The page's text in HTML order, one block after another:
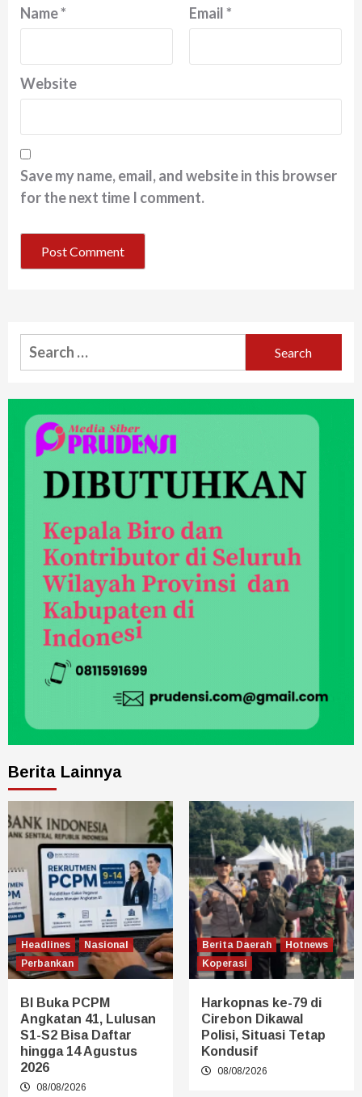
Name* Email*
Website
Save my name, email, and website in this browser
for the next time I comment.
Berita Lainnya
Headlines
Nasional
Perbankan
BI Buka PCPM
Angkatan 41, Lulusan
S1-S2 Bisa Daftar
hingga 14 Agustus
2026
08/08/2026
Berita Daerah
Hotnews
Koperasi
Harkopnas ke-79 di
Cirebon Dikawal
Polisi, Situasi Tetap
Kondusif
08/08/2026